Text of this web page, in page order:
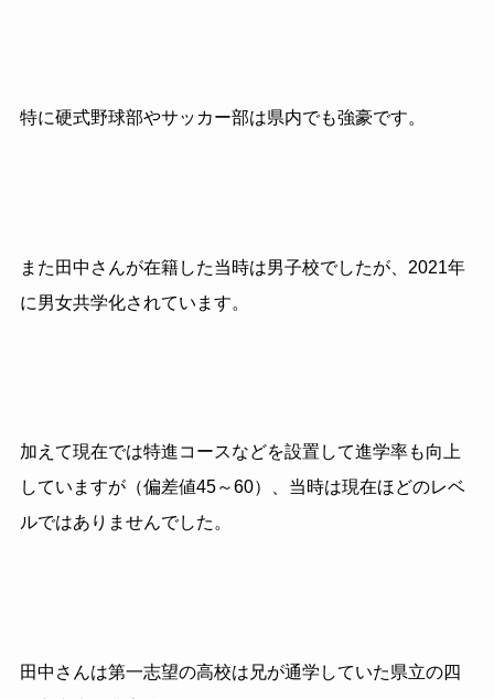
特に硬式野球部やサッカー部は県内でも強豪です。
また田中さんが在籍した当時は男子校でしたが、2021年
に男女共学化されています。
加えて現在では特進コースなどを設置して進学率も向上
していますが（偏差値45～60）、当時は現在ほどのレベ
ルではありませんでした。
田中さんは第一志望の高校は兄が通学していた県立の四